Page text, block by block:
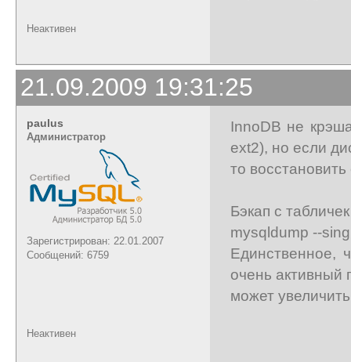
Неактивен
21.09.2009 19:31:25
paulus
Администратор
Зарегистрирован: 22.01.2007
Сообщений: 6759
InnoDB не
ext2), но если
то
Бэкап с
mysqldump --
Единственное,
очень активный
может
Неактивен